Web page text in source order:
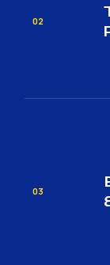
02
03